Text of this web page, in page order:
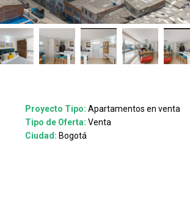
Proyecto Tipo: Apartamentos en venta
Tipo de Oferta: Venta
Ciudad: Bogotá